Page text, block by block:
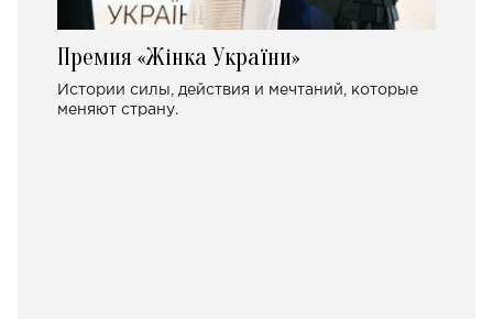
Премия «Жінка України»
Истории силы, действия и мечтаний, которые
меняют страну.